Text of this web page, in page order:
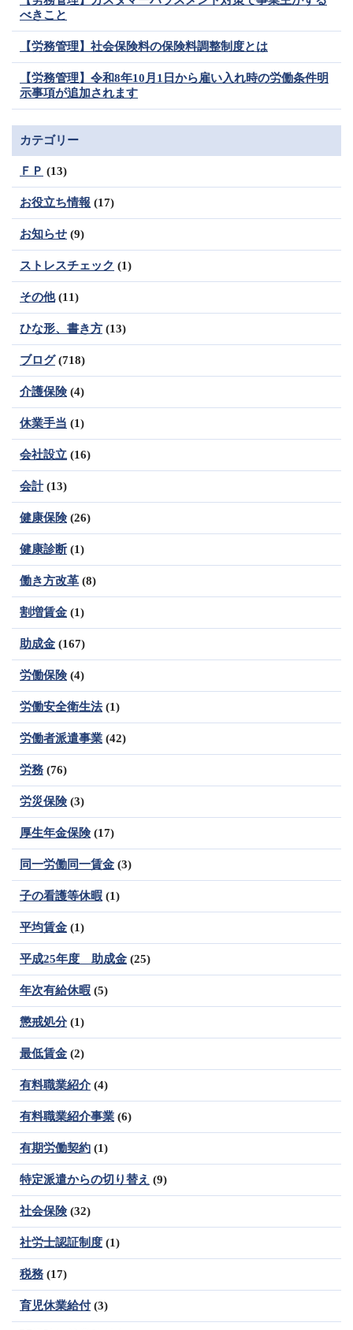
べきこと
【労務管理】社会保険料の保険料調整制度とは
【労務管理】令和8年10月1日から雇い入れ時の労働条件明
示事項が追加されます
カテゴリー
ＦＰ (13)
お役立ち情報 (17)
お知らせ (9)
ストレスチェック (1)
その他(11)
ひな形、書き方 (13)
ブログ(718)
介護保険(4)
休業手当 (1)
会社設立 (16)
会計(13)
健康保険(26)
健康診断(1)
働き方改革 (8)
割増賃金 (1)
助成金 (167)
労働保険(4)
労働安全衛生法(1)
労働者派遣事業 (42)
労務 (76)
労災保険(3)
厚生年金保険(17)
同一労働同一賃金 (3)
子の看護等休暇 (1)
平均賃金 (1)
平成25年度 助成金 (25)
年次有給休暇 (5)
懲戒処分(1)
最低賃金 (2)
有料職業紹介(4)
有料職業紹介事業 (6)
有期労働契約 (1)
特定派遣からの切り替え (9)
社会保険(32)
社労士認証制度 (1)
税務 (17)
育児休業給付(3)